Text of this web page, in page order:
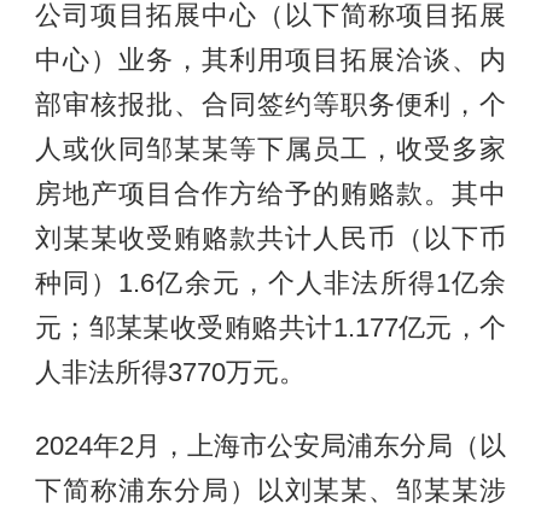
公司项目拓展中心（以下简称项目拓展
中心）业务，其利用项目拓展洽谈、内
部审核报批、合同签约等职务便利，个
人或伙同邹某某等下属员工，收受多家
房地产项目合作方给予的贿赂款。其中
刘某某收受贿赂款共计人民币（以下币
种同）1.6亿余元，个人非法所得1亿余
元；邹某某收受贿赂共计1.177亿元，个
人非法所得3770万元。
2024年2月，上海市公安局浦东分局（以
下简称浦东分局）以刘某某、邹某某涉